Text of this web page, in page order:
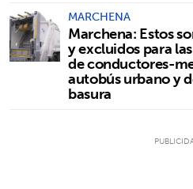
MARCHENA
Marchena: Estos
y excluidos para
de conductores-
autobús urbano y
basura